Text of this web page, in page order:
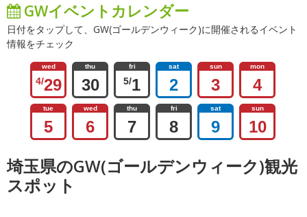
GWイベントカレンダー
日付をタップして、GW(ゴールデンウィーク)に開催されるイベント
情報をチェック
wed
4/29
thu
30
fri
5/1
sat
2
sun
3
mon
4
tue
5
wed
6
thu
7
fri
8
sat
9
sun
10
埼玉県のGW(ゴールデンウィーク)観光
スポット